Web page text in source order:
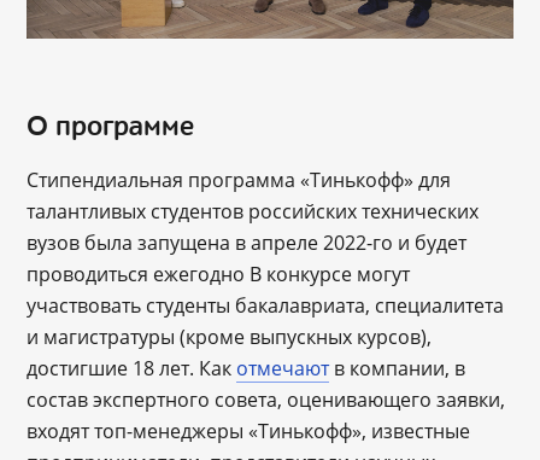
О программе
Стипендиальная программа «Тинькофф» для
талантливых студентов российских технических
вузов была запущена в апреле 2022-го и будет
проводиться ежегодно В конкурсе могут
участвовать студенты бакалавриата, специалитета
и магистратуры (кроме выпускных курсов),
достигшие 18 лет. Как отмечаютв компании, в
состав экспертного совета, оценивающего заявки,
входят топ-менеджеры «Тинькофф», известные